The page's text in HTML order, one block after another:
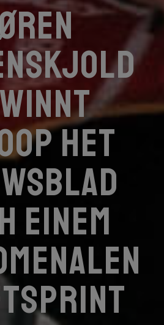
Het
einem